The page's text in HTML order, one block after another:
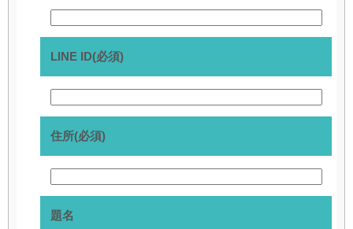
LINE ID(必須)
住所(必須)
題名